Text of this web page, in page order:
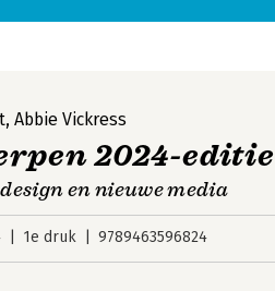
, Abbie Vickress
2024-editie
en nieuwe media
1e druk 9789463596824
Personen